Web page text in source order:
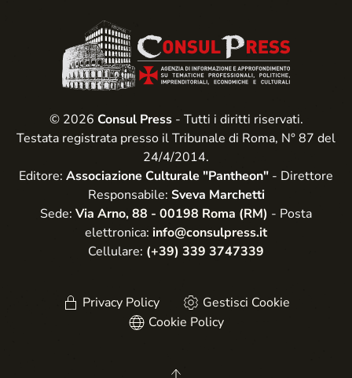
© 2026 Consul Press- Tutti i diritti riservati.
Testata registrata presso il Tribunale di Roma, N° 87 del
24/4/2014.
Editore: Associazione Culturale "Pantheon" - Direttore
Responsabile: Sveva Marchetti
Sede: Via Arno, 88 - 00198 Roma (RM) - Posta
elettronica: info@consulpress.it
Cellulare: (+39) 339 3747339
Privacy Policy
Gestisci Cookie
Cookie Policy